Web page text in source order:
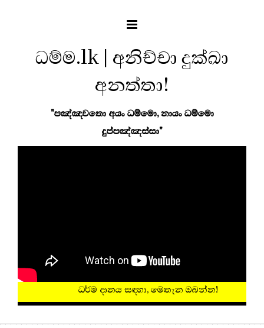
ධම්ම.lk | අනිච්චා දුක්ඛා
අනත්තා!
"පඤ්ඤවතො අයං ධම්මො, නායං ධම්මො
දුප්පඤ්ඤස්සා"
ධර්ම දානය සඳහා, මෙතැන ඔබන්න!